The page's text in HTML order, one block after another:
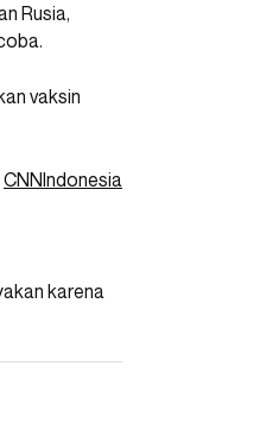
Rusia,
vaksin
CNNIndonesia
karena